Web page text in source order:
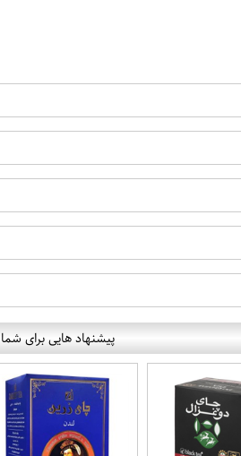
پیشنهاد هایی برای شما